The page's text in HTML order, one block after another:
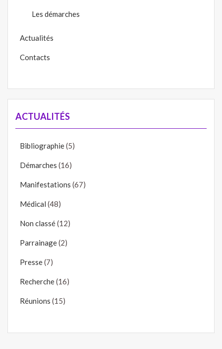
Les démarches
Actualités
Contacts
ACTUALITÉS
Bibliographie(5)
Démarches (16)
Manifestations (67)
Médical (48)
Non classé(12)
Parrainage(2)
Presse(7)
Recherche(16)
Réunions (15)